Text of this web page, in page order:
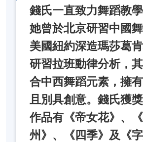
錢氏一直致力舞蹈教
她曾於北京研習中國
美國紐約深造瑪莎葛
研習拉班動律分析，
合中西舞蹈元素，擁
且別具創意。錢氏獲
作品有《帝女花》、
州》、《四季》及《